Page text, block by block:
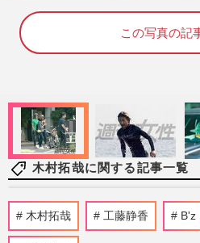
u
d
:
この写真の記
木村拓哉に関する記事一覧
《バレーボール
女・Cocomiも私
木村拓哉 工藤静香 B'z